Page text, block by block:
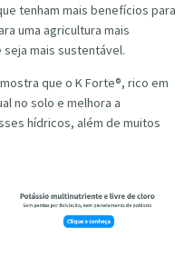
tenham mais benefícios para
uma agricultura mais
mais sustentável.
que o K Forte®, rico em
no solo e melhora a
hídricos, além de muitos